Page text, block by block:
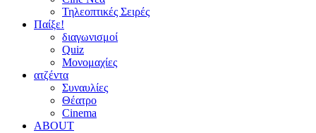
Τηλεοπτικές Σειρές
Παίξε!
διαγωνισμοί
Quiz
Μονομαχίες
ατζέντα
Συναυλίες
Θέατρο
Cinema
ABOUT